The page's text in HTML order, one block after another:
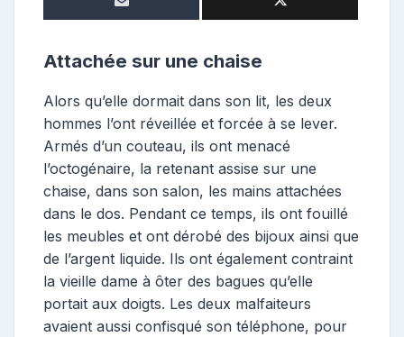
Attachée sur une chaise
Alors qu’elle dormait dans son lit, les deux
hommes l’ont réveillée et forcée à se lever.
Armés d’un couteau, ils ont menacé
l’octogénaire, la retenant assise sur une
chaise, dans son salon, les mains attachées
dans le dos. Pendant ce temps, ils ont fouillé
les meubles et ont dérobé des bijoux ainsi que
de l’argent liquide. Ils ont également contraint
la vieille dame à ôter des bagues qu’elle
portait aux doigts. Les deux malfaiteurs
avaient aussi confisqué son téléphone, pour